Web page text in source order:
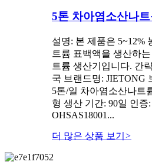
5톤 차아염소산나트
설명: 본 제품은 5~12%
트륨 표백액을 생산하
트륨 생산기입니다. 간
국 브랜드명: JIETONG
5톤/일 차아염소산나트
형 생산 기간: 90일 인증:
OHSAS18001...
더 많은 상품 보기 >